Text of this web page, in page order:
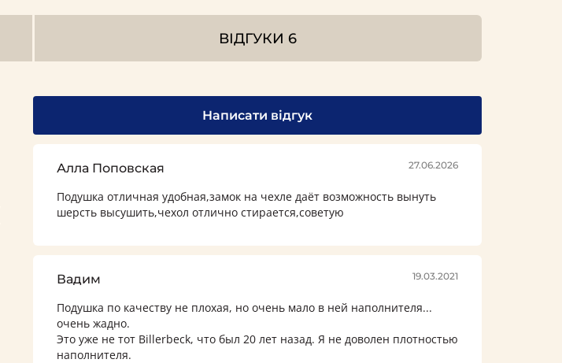
ВІДГУКИ 6
Написати відгук
Алла Поповская 27.06.2026
Подушка отличная удобная,замок на чехле даёт возможность вынуть
шерсть высушить,чехол отлично стирается,советую
Вадим 19.03.2021
Подушка по качеству не плохая, но очень мало в ней наполнителя...
очень жадно.
Это уже не тот Billerbeck, что был 20 лет назад. Я не доволен плотностью
наполнителя.